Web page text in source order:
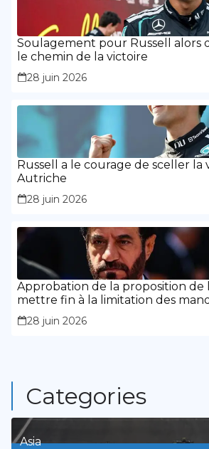
Soulagement pour Russell alors
le chemin de la victoire
28 juin 2026
Russell a le courage de sceller la
Autriche
28 juin 2026
Approbation de la proposition de
mettre fin à la limitation des
présidence
28 juin 2026
Categories
Asia